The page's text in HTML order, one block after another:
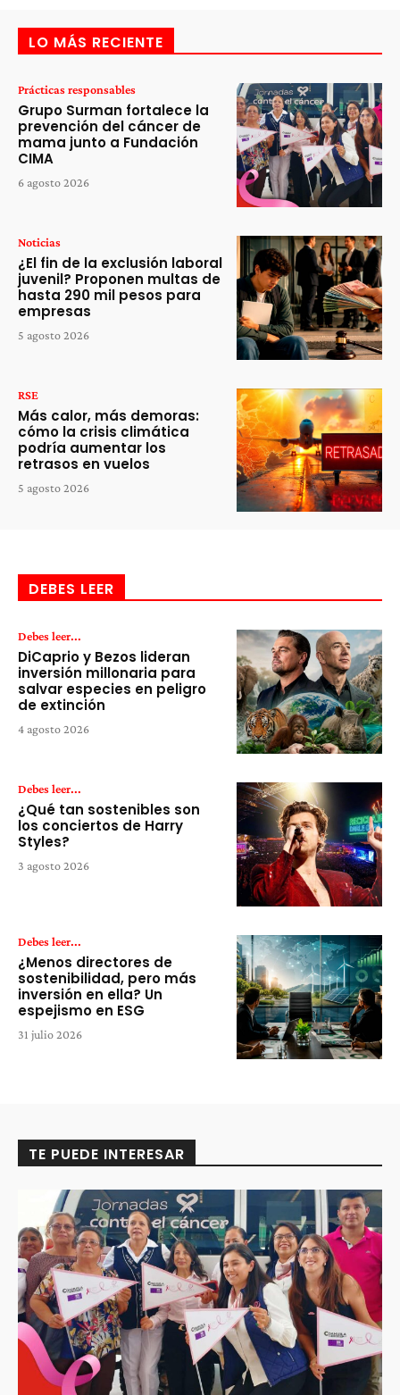
LO MÁS RECIENTE
Prácticas responsables
Grupo Surman fortalece la
prevención del cáncer de
mama junto a Fundación
CIMA
6 agosto 2026
Noticias
¿El fin de la exclusión laboral
juvenil? Proponen multas de
hasta 290 mil pesos para
empresas
5 agosto 2026
RSE
Más calor, más demoras:
cómo la crisis climática
podría aumentar los
retrasos en vuelos
5 agosto 2026
DEBES LEER
Debes leer...
DiCaprio y Bezos lideran
inversión millonaria para
salvar especies en peligro
de extinción
4 agosto 2026
Debes leer...
¿Qué tan sostenibles son
los conciertos de Harry
Styles?
3 agosto 2026
Debes leer...
¿Menos directores de
sostenibilidad, pero más
inversión en ella? Un
espejismo en ESG
31 julio 2026
TE PUEDE INTERESAR